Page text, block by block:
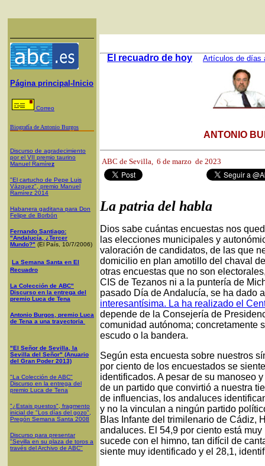
Página principal-Inicio
Correo
Biografía de Antonio Burgos
Discurso de agradecimiento
por el VII premio taurino
Manuel Ramírez
"El cartucho de Pepe Luis
Vázquez", premio Manuel
Ramírez 2014
Habanera gaditana para Don
Felipe de Borbón
Fernando Santiago:
"Andalucía, ¿Tercer
Mundo?" (El País, 10/7/2006)
La Semana Santa en El
Recuadro
La Colección de ABC"
Discurso en la entrega del
premio Luca de Tena
Antonio Burgos, premio Luca
de Tena a una trayectoria
"El Señor de Sevilla, la
Sevilla del Señor" (Anuario
del Gran Poder 2013)
"La Colección de ABC"
Discurso en la entrega del
premio Luca de Tena
"¿Estais puestos", fragmento
inicial de "Los días del gozo",
Pregón Semana Santa 2008
Discurso para presentar
"Sevilla en su plaza de toros a
través del Archivo de ABC"
El recuadro de hoy Artículos de días
ANTONIO
ABC de Sevilla, 6 de marzo de 2023
La patria del habla
Dios sabe cuántas encuestas nos
las elecciones municipales y
valoración de candidatos, de las que
domicilio en plan amotillo del chaval
otras encuestas que no son
CIS de Tezanos ni a la puntería de
pasado Día de Andalucía, se ha dado
interesantísima. La ha realizado el
depende de la Consejería de
comunidad autónoma; concretamente
escudo o la bandera.
Según esta encuesta sobre nuestros
por ciento de los encuestados se
identificados. A pesar de su manoseo
de un partido que convirtió a nuestra
de influencias, los andaluces
y no la vinculan a ningún partido
Blas Infante del trimilenario de Cádiz,
andaluces. El 54,9 por ciento está
sucede con el himno, tan difícil de
siente muy identificado y el 28,1,